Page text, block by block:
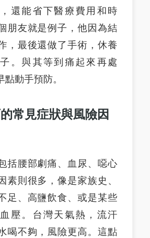
還能省下醫療費用和時
朋友就是例子，他因為結
，最後還做了手術，休養
。與其等到痛起來再處
動手預防。
常見症狀與風險因
括腰部劇痛、血尿、噁心
素則很多，像是家族史、
足、高鹽飲食、或是某些
壓。台灣天氣熱，流汗
喝不夠，風險更高。這點